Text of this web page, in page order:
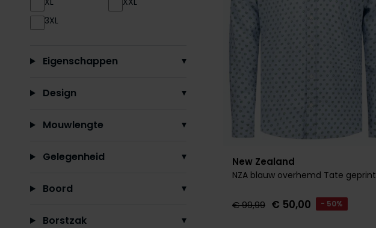
3XL
Eigenschappen
Design
Mouwlengte
Gelegenheid
Boord
Borstzak
New Zealand
NZA blauw overhemd Tate geprint
€ 99,99 € 50,00 - 50%